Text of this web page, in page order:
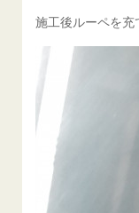
施工後ルーペを